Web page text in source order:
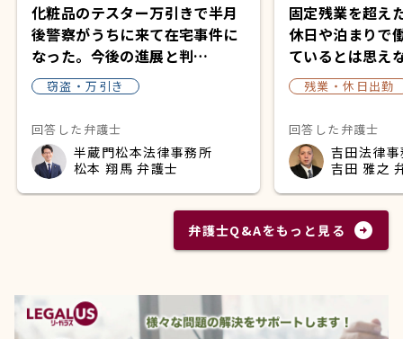
化粧品のテスター万引きで半月
後警察がうちに来て在宅事件に
なった。今後の進展と判…
窃盗・万引き
回答した弁護士
半蔵門松本法律事務所
松本 翔馬 弁護士
固定残業を超え
休日や泊まりで
ているとは思え
残業・休日出勤
回答した弁護士
吉田法律
吉田 雅之
弁護士Q&Aをもっと見る arrow_circle_right